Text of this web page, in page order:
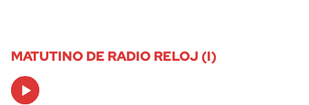
MATUTINO DE RADIO RELOJ (I)
Audio
Player